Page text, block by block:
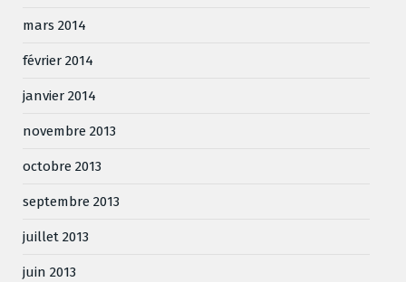
mars 2014
février 2014
janvier 2014
novembre 2013
octobre 2013
septembre 2013
juillet 2013
juin 2013